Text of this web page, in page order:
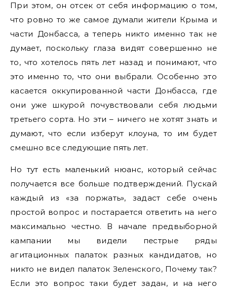
При этом, он отсек от себя информацию о том,
что ровно то же самое думали жители Крыма и
части Донбасса, а теперь никто именно так не
думает, поскольку глаза видят совершенно не
то, что хотелось пять лет назад и понимают, что
это именно то, что они выбрали. Особенно это
касается оккупированной части Донбасса, где
они уже шкурой почувствовали себя людьми
третьего сорта. Но эти – ничего не хотят знать и
думают, что если изберут клоуна, то им будет
смешно все следующие пять лет.
Но тут есть маленький нюанс, который сейчас
получается все больше подтверждений. Пускай
каждый из «за поржать», задаст себе очень
простой вопрос и постарается ответить на него
максимально честно. В начале предвыборной
кампании мы видели пестрые ряды
агитационных палаток разных кандидатов, но
никто не видел палаток Зеленского, Почему так?
Если это вопрос таки будет задан, и на него